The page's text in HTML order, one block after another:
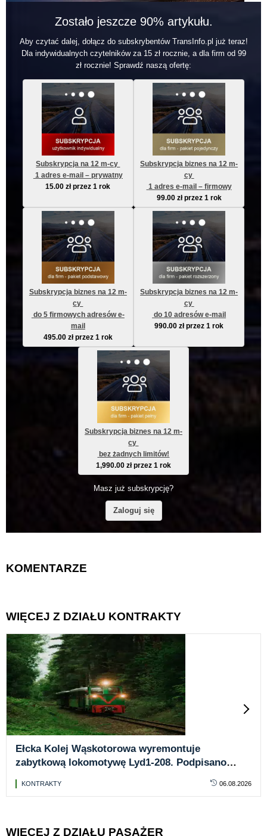
Zostało jeszcze 90% artykułu.
Aby czytać dalej, dołącz do subskrybentów TransInfo.pl już teraz!
Dla indywidualnych czytelników za 15 zł rocznie, a dla firm od 99
zł rocznie! Sprawdź naszą ofertę:
Subskrypcja na 12 m-cy
1 adres e-mail – prywatny
15.00zł przez 1 rok
Subskrypcja biznes na 12 m-
cy
1 adres e-mail – firmowy
99.00 zł przez 1 rok
Subskrypcja biznes na 12 m-
cy
mail
495.00 zł przez 1 rok
Subskrypcja biznes na 12 m-
cy
do 10 adresów e-mail
990.00zł przez 1 rok
Subskrypcja biznes na 12 m-
cy
bez żadnych limitów!
1,990.00 zł przez 1 rok
Masz już subskrypcję?
Zaloguj się
KOMENTARZE
WIĘCEJ Z DZIAŁU KONTRAKTY
Ełcka Kolej Wąskotorowa wyremontuje
zabytkową lokomotywę Lyd1-208. Podpisano
KONTRAKTY 06.08.2026
WIĘCEJ Z DZIAŁU PASAŻER